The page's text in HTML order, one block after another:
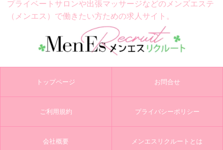
プライベートサロンや出張マッサージなどの メンズエステ
（メンエス）で働きたい方ための求人サイト。
トップページ お問合せ
ご利用規約 プライバシーポリシー
会社概要 メンエスリクルートとは